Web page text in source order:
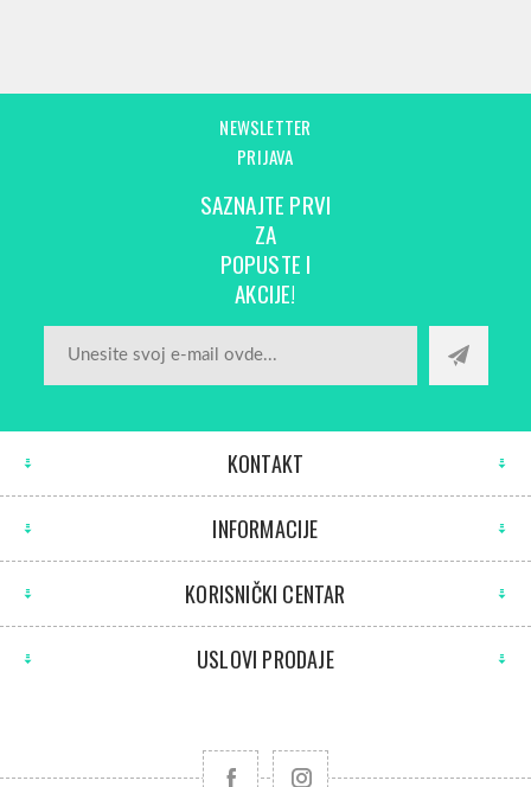
NEWSLETTER
PRIJAVA
SAZNAJTE PRVI
ZA
POPUSTE I
AKCIJE!
KONTAKT
INFORMACIJE
KORISNIČKI CENTAR
USLOVI PRODAJE